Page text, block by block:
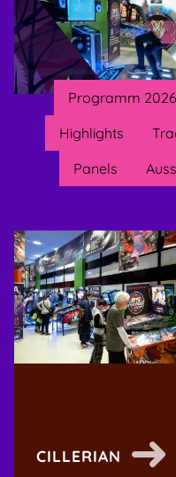
Programm 2026
Highlights
Panels
CILLERIAN